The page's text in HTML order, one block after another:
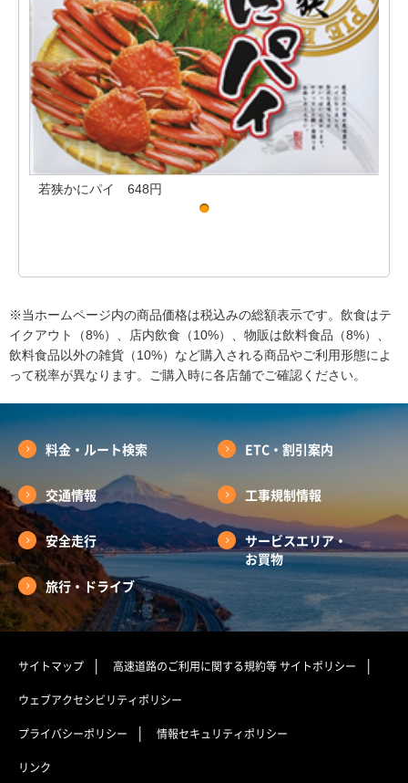
若狭かにパイ 648円
※当ホームページ内の商品価格は税込みの総額表示です。飲食はテ
イクアウト（8%）、店内飲食（10%）、物販は飲料食品（8%）、
飲料食品以外の雑貨（10%）など購入される商品やご利用形態によ
って税率が異なります。ご購入時に各店舗でご確認ください。
料金・ルート検索 ETC・割引案内
交通情報 工事規制情報
安全走行
サービスエリア・
お買物
旅行・ドライブ
サイトマップ 高速道路のご利用に関する規約等サイトポリシー
ウェブアクセシビリティポリシー
プライバシーポリシー 情報セキュリティポリシー
リンク